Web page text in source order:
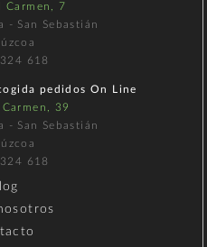
Carmen, 7
- San Sebastián
618
pedidos On Line
39
- San Sebastián
618